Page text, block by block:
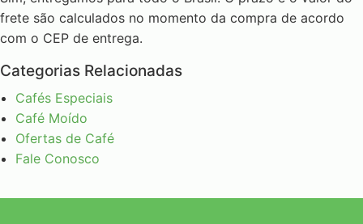
frete são calculados no momento da compra de acordo
com o CEP de entrega.
Categorias Relacionadas
Cafés Especiais
Café Moído
Ofertas de Café
Fale Conosco